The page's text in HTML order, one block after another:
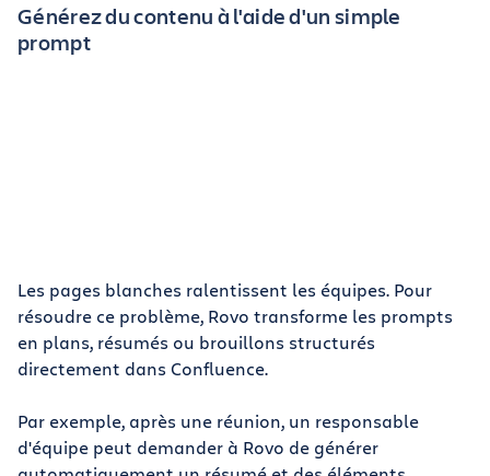
Générez du contenu à l'aide d'un simple
prompt
Les pages blanches ralentissent les équipes. Pour
résoudre ce problème, Rovo transforme les prompts
en plans, résumés ou brouillons structurés
directement dans Confluence.
Par exemple, après une réunion, un responsable
d'équipe peut demander à Rovo de générer